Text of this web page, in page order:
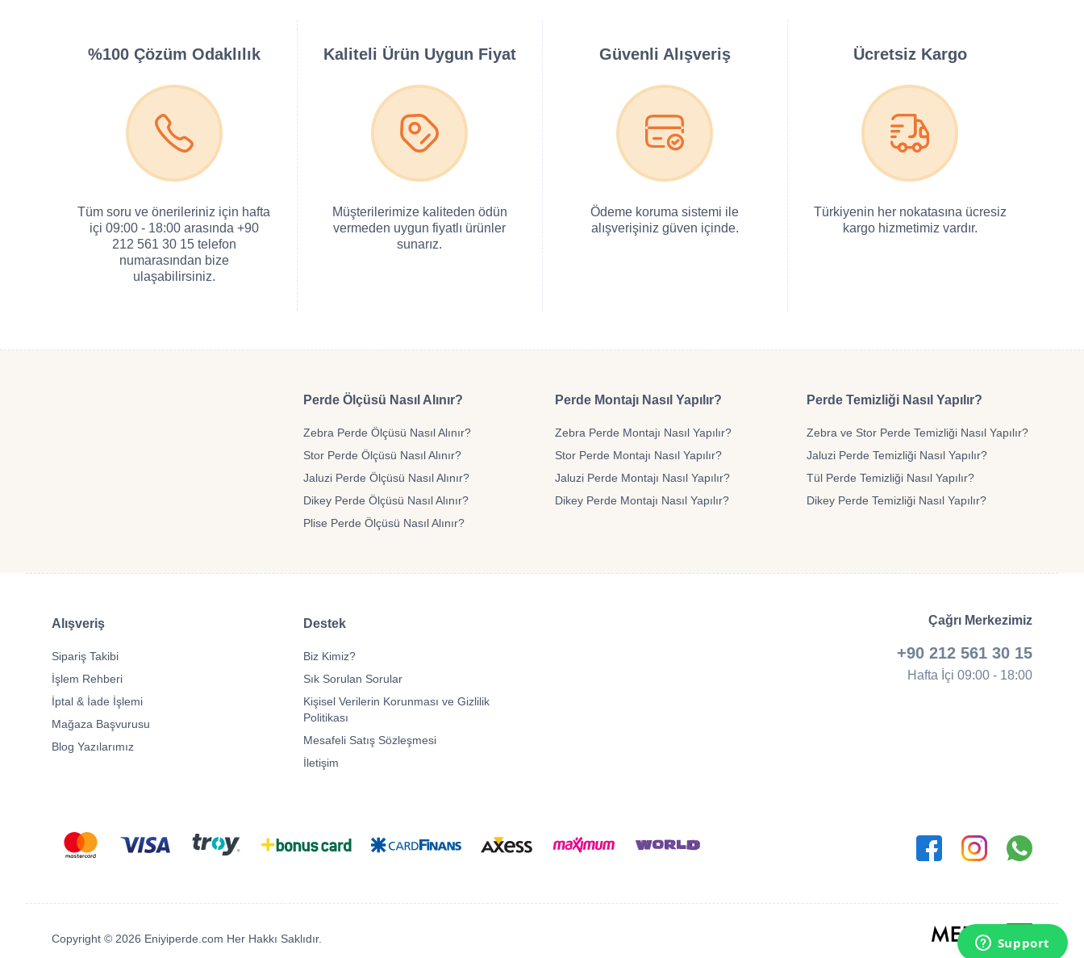
%100 Çözüm Odaklılık
Tüm soru ve önerileriniz için hafta
içi 09:00 - 18:00 arasında +90
212 561 30 15 telefon
numarasından bize
ulaşabilirsiniz.
Kaliteli Ürün Uygun Fiyat
Müşterilerimize kaliteden ödün
vermeden uygun fiyatlı ürünler
sunarız.
Güvenli Alışveriş
Ödeme koruma sistemi ile
alışverişiniz güven içinde.
Ücretsiz Kargo
Türkiyenin her nokatasına ücresiz
kargo hizmetimiz vardır.
Perde Ölçüsü Nasıl Alınır?
Zebra Perde Ölçüsü Nasıl Alınır?
Stor Perde Ölçüsü Nasıl Alınır?
Jaluzi Perde Ölçüsü Nasıl Alınır?
Dikey Perde Ölçüsü Nasıl Alınır?
Plise Perde Ölçüsü Nasıl Alınır?
Perde Montajı Nasıl Yapılır?
Zebra Perde Montajı Nasıl Yapılır?
Stor Perde Montajı Nasıl Yapılır?
Jaluzi Perde Montajı Nasıl Yapılır?
Dikey Perde Montajı Nasıl Yapılır?
Perde Temizliği Nasıl Yapılır?
Zebra ve Stor Perde Temizliği Nasıl Yapılır?
Jaluzi Perde Temizliği Nasıl Yapılır?
Tül Perde Temizliği Nasıl Yapılır?
Dikey Perde Temizliği Nasıl Yapılır?
Alışveriş
Sipariş Takibi
İşlem Rehberi
İptal & İade İşlemi
Mağaza Başvurusu
Blog Yazılarımız
Destek
Biz Kimiz?
Sık Sorulan Sorular
Kişisel Verilerin Korunması ve Gizlilik
Politikası
Mesafeli Satış Sözleşmesi
İletişim
Çağrı Merkezimiz
+90 212 561 30 15
Hafta İçi 09:00 - 18:00
Copyright © 2026 Eniyiperde.com Her Hakkı Saklıdır.